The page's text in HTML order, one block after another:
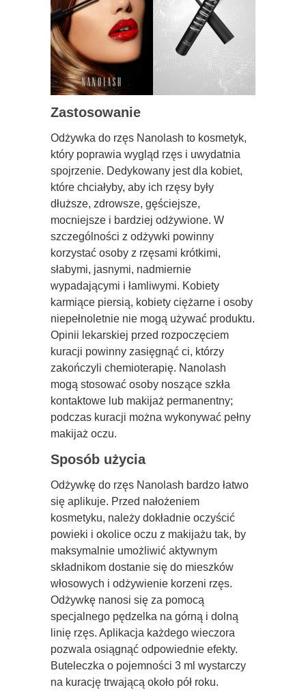
Zastosowanie
Odżywka do rzęs Nanolash to kosmetyk,
który poprawia wygląd rzęs i uwydatnia
spojrzenie. Dedykowany jest dla kobiet,
które chciałyby, aby ich rzęsy były
dłuższe, zdrowsze, gęściejsze,
mocniejsze i bardziej odżywione. W
szczególności z odżywki powinny
korzystać osoby z rzęsami krótkimi,
słabymi, jasnymi, nadmiernie
wypadającymi i łamliwymi. Kobiety
karmiące piersią, kobiety ciężarne i osoby
niepełnoletnie nie mogą używać produktu.
Opinii lekarskiej przed rozpoczęciem
kuracji powinny zasięgnąć ci, którzy
zakończyli chemioterapię. Nanolash
mogą stosować osoby noszące szkła
kontaktowe lub makijaż permanentny;
podczas kuracji można wykonywać pełny
makijaż oczu.
Sposób użycia
Odżywkę do rzęs Nanolash bardzo łatwo
się aplikuje. Przed nałożeniem
kosmetyku, należy dokładnie oczyścić
powieki i okolice oczu z makijażu tak, by
maksymalnie umożliwić aktywnym
składnikom dostanie się do mieszków
włosowych i odżywienie korzeni rzęs.
Odżywkę nanosi się za pomocą
specjalnego pędzelka na górną i dolną
linię rzęs. Aplikacja każdego wieczora
pozwala osiągnąć odpowiednie efekty.
Buteleczka o pojemności 3 ml wystarczy
na kurację trwającą około pół roku.